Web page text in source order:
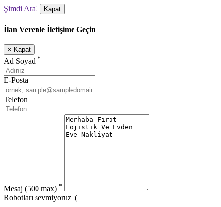
Şimdi Ara! Kapat
İlan Verenle İletişime Geçin
× Kapat
Ad Soyad *
E-Posta
Telefon
Mesaj (500 max) *
Robotları sevmiyoruz :(